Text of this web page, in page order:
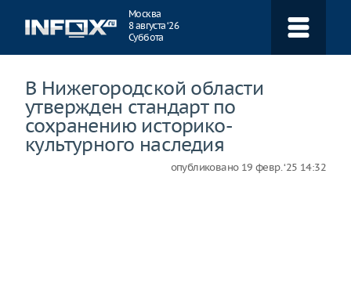
Москва
8 августа ‘26
Суббота
В Нижегородской области
утвержден стандарт по
сохранению историко-
культурного наследия
опубликовано 19 февр. ‘25 14:32